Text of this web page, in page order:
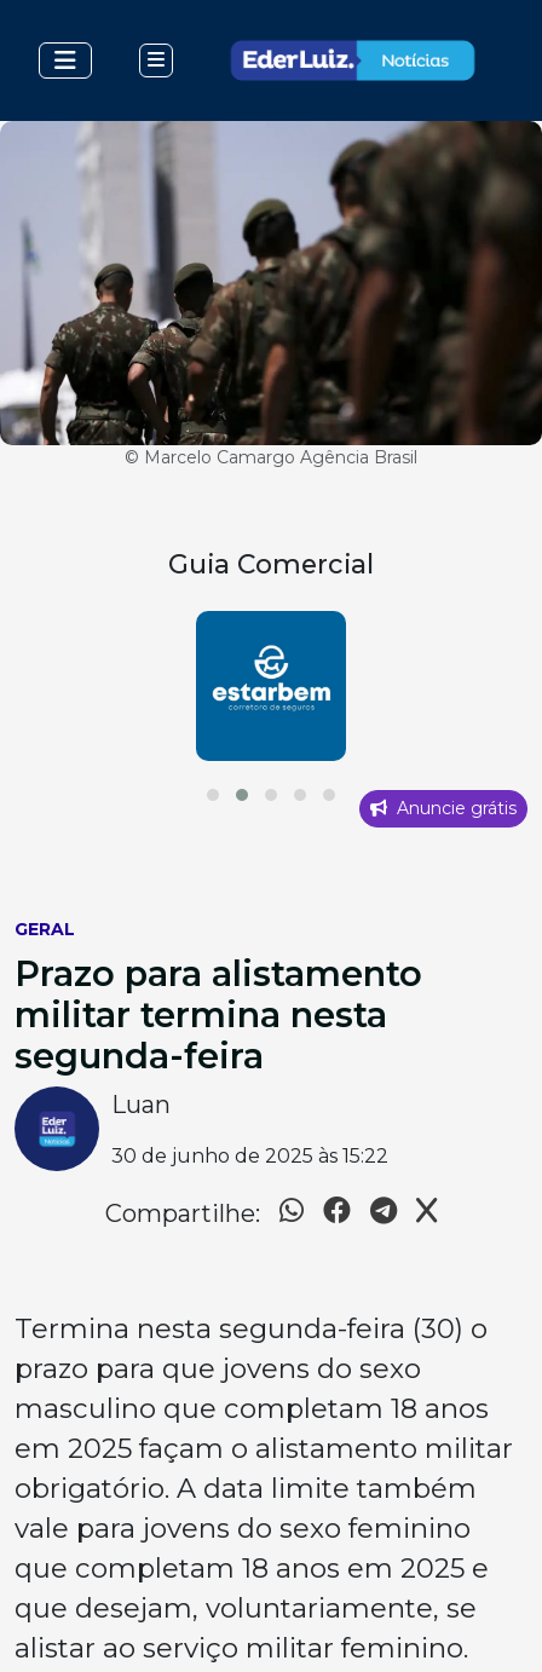
© Marcelo Camargo Agência Brasil
Guia Comercial
Anuncie grátis
GERAL
Prazo para alistamento
militar termina nesta
segunda-feira
Luan
30 de junho de 2025 às 15:22
Compartilhe:
Termina nesta segunda-feira (30) o
prazo para que jovens do sexo
masculino que completam 18 anos
em 2025 façam o alistamento militar
obrigatório. A data limite também
vale para jovens do sexo feminino
que completam 18 anos em 2025 e
que desejam, voluntariamente, se
alistar ao serviço militar feminino.